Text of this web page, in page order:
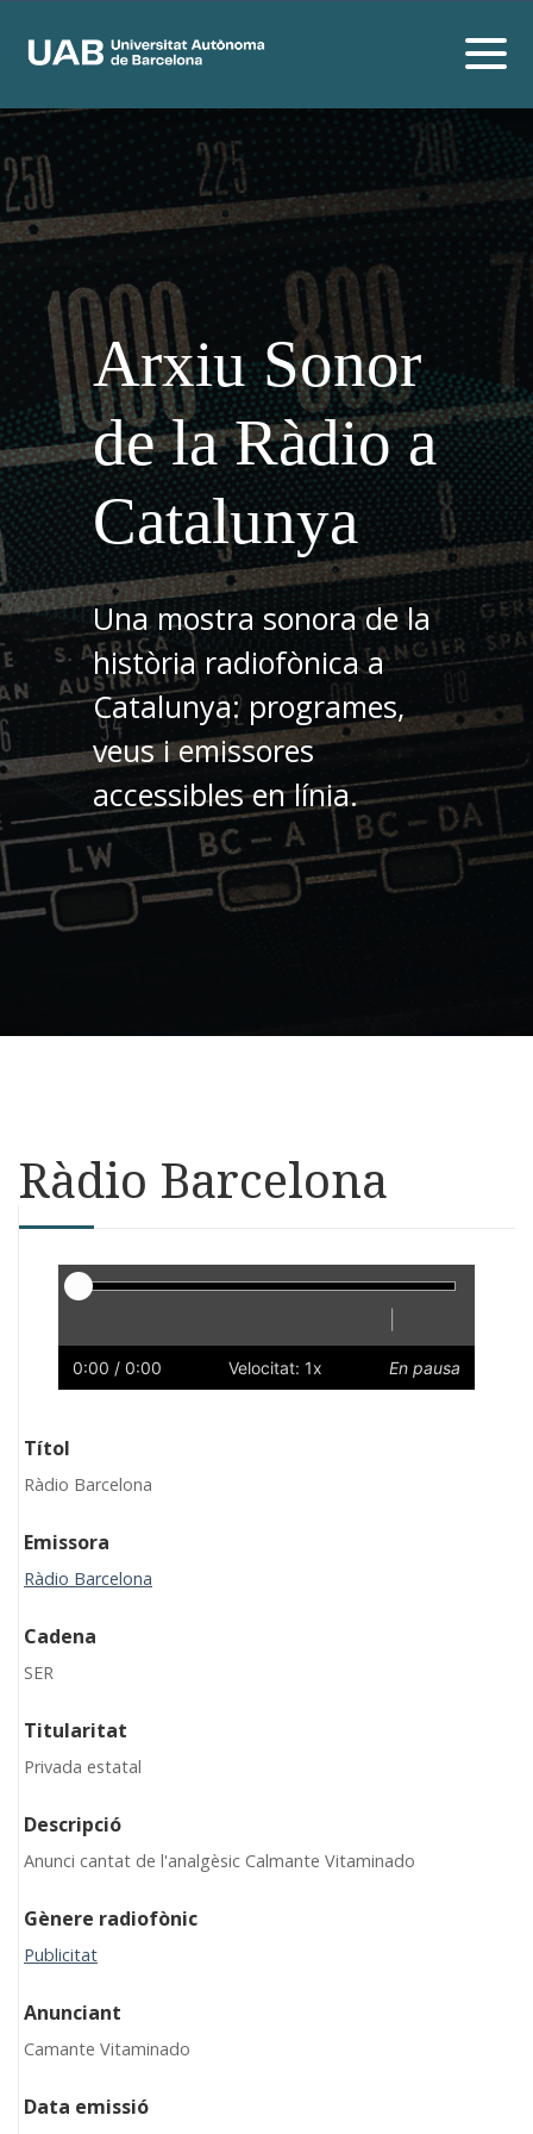
Arxiu Sonor
de la Ràdio a
Catalunya
Una mostra sonora de la
història radiofònica a
Catalunya: programes,
veus i emissores
accessibles en línia.
Ràdio Barcelona
Reproductor
Lent
0:00 / 0:00 Velocitat: 1x En pausa
Títol
Ràdio Barcelona
Emissora
Ràdio Barcelona
Cadena
SER
Titularitat
Privada estatal
Descripció
Anunci cantat de l'analgèsic Calmante Vitaminado
Gènere radiofònic
Publicitat
Anunciant
Camante Vitaminado
Data emissió